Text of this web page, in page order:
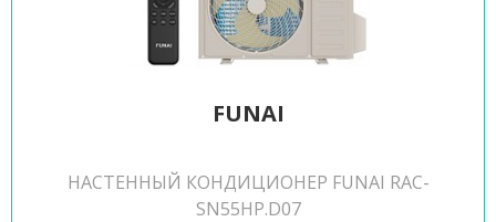
FUNAI
НАСТЕННЫЙ КОНДИЦИОНЕР FUNAI RAC-
SN55HP.D07